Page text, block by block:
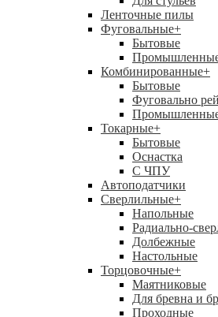
Ленточные пилы
Фуговальные+
Бытовые
Комбинированные+
Бытовые
Фуговально
Токарные+
Бытовые
Оснастка
С ЧПУ
Автоподатчики
Сверлильные+
Напольные
Радиально-
Долбежные
Настольные
Торцовочные+
Маятниковые
Для бревна и
Проходные